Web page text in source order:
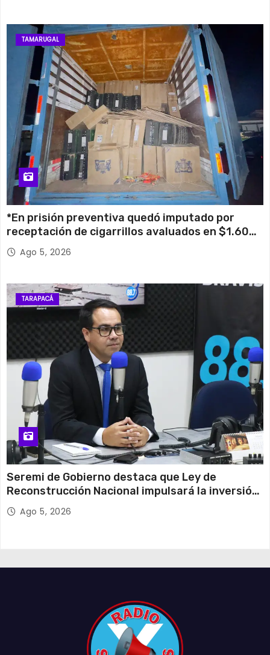
TAMARUGAL
*En prisión preventiva quedó imputado por
receptación de cigarrillos avaluados en $1.600
millones*
Ago 5, 2026
TARAPACÁ
Seremi de Gobierno destaca que Ley de
Reconstrucción Nacional impulsará la inversión
y el empleo en Tarapacá
Ago 5, 2026